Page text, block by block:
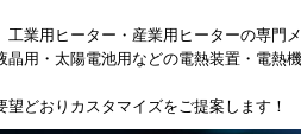
工業用ヒーター・産業用ヒーターの専門
晶用・太陽電池用などの電熱装置・電熱
望どおりカスタマイズをご提案します！